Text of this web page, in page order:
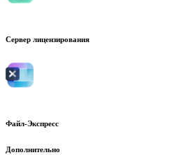
Сервер лицензирования
Файл-Экспресс
Дополнительно